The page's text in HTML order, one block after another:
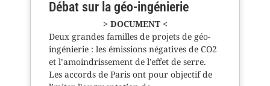
Débat sur la géo-ingénierie
> DOCUMENT <
Deux grandes familles de projets de géo-
ingénierie : les émissions négatives de CO2
et l’amoindrissement de l’effet de serre.
Les accords de Paris ont pour objectif de